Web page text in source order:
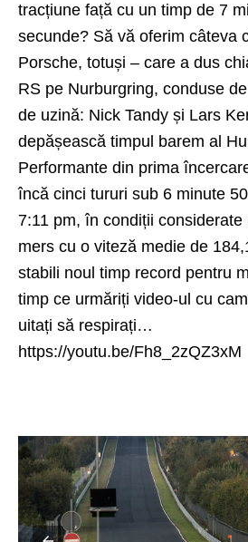
tracțiune față cu un timp de 7
secunde? Să vă oferim câteva
Porsche, totuși – care a dus
RS pe Nurburgring, conduse
de uzină: Nick Tandy și Lars
depășească timpul barem al
Performante din prima
încă cinci tururi sub 6 minute
7:11 pm, în condiții
mers cu o viteză medie de
stabili noul timp record pentru
timp ce urmăriți video-ul cu
uitați să respirați…
https://youtu.be/Fh8_2zQZ3xM